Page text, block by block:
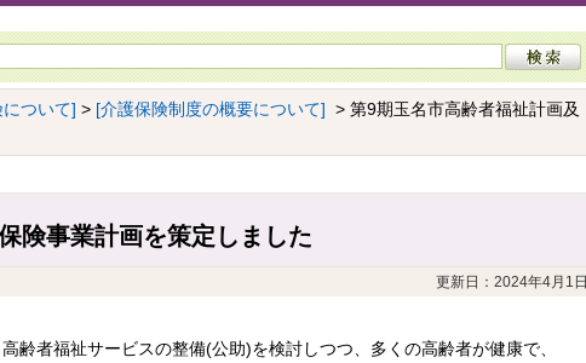
ついて] > [介護保険制度の概要について] > 第9期玉名市高齢者福祉計画及
険事業計画を策定しました
更新日：2024年4月1日
齢者福祉サービスの整備(公助)を検討しつつ、多くの高齢者が健康で、